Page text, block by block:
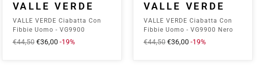
VALLE VERDE
VALLE VERDE Ciabatta Con
Fibbie Uomo - VG9900
Marrone
Prezzo
€44,50 Prezzo
€36,00 -19%
VALLE VERDE
VALLE VERDE Ciabatta Con
Fibbie Uomo - VG9900 Nero
Prezzo
€44,50 Prezzo
€36,00 -19%